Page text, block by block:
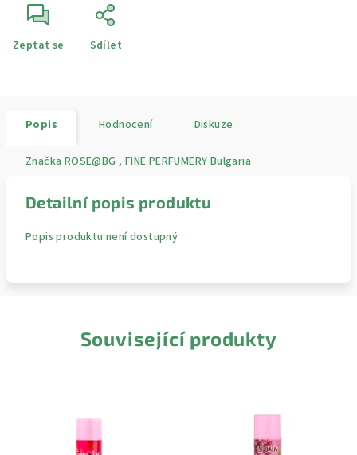
Zeptat se Sdílet
Popis Hodnocení Diskuze
Značka ROSE@BG , FINE PERFUMERY Bulgaria
Detailní popis produktu
Popis produktu není dostupný
Související produkty